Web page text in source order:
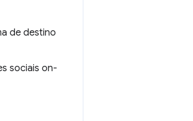
de destino
sociais on-